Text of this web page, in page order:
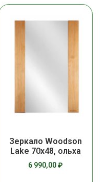
Зеркало Woodson
Lake 70х48, ольха
6 990,00₽